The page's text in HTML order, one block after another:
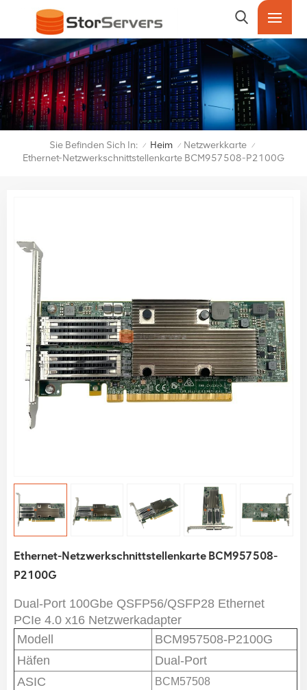
Sie Befinden Sich In: / Heim / Netzwerkkarte /
Ethernet-Netzwerkschnittstellenkarte BCM957508-P2100G
Ethernet-Netzwerkschnittstellenkarte BCM957508-
P2100G
Dual-Port 100Gbe QSFP56/QSFP28 Ethernet
PCIe 4.0 x16 Netzwerkadapter
Modell
BCM957508-P2100G
Häfen
Dual-Port
ASIC
BCM57508